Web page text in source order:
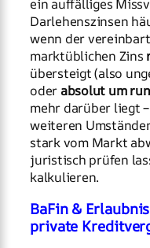
ein auffälliges
Darlehenszinsen
wenn der
marktüblichen Zins
übersteigt (also
oder absolut um
mehr darüber liegt
weiteren
stark vom Markt
juristisch prüfen
kalkulieren.
BaFin &
private